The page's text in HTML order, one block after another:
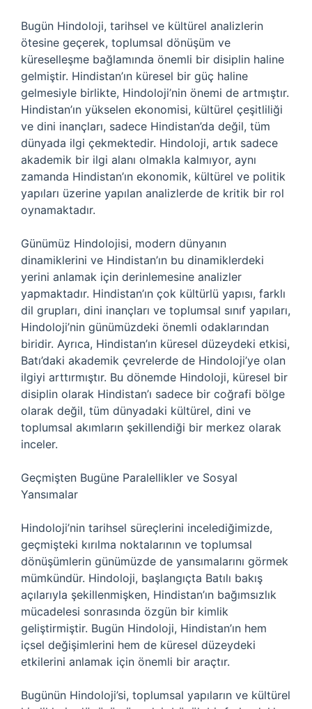
Bugün Hindoloji, tarihsel ve kültürel analizlerin
ötesine geçerek, toplumsal dönüşüm ve
küreselleşme bağlamında önemli bir disiplin haline
gelmiştir. Hindistan’ın küresel bir güç haline
gelmesiyle birlikte, Hindoloji’nin önemi de artmıştır.
Hindistan’ın yükselen ekonomisi, kültürel çeşitliliği
ve dini inançları, sadece Hindistan’da değil, tüm
dünyada ilgi çekmektedir. Hindoloji, artık sadece
akademik bir ilgi alanı olmakla kalmıyor, aynı
zamanda Hindistan’ın ekonomik, kültürel ve politik
yapıları üzerine yapılan analizlerde de kritik bir rol
oynamaktadır.
Günümüz Hindolojisi, modern dünyanın
dinamiklerini ve Hindistan’ın bu dinamiklerdeki
yerini anlamak için derinlemesine analizler
yapmaktadır. Hindistan’ın çok kültürlü yapısı, farklı
dil grupları, dini inançları ve toplumsal sınıf yapıları,
Hindoloji’nin günümüzdeki önemli odaklarından
biridir. Ayrıca, Hindistan’ın küresel düzeydeki etkisi,
Batı’daki akademik çevrelerde de Hindoloji’ye olan
ilgiyi arttırmıştır. Bu dönemde Hindoloji, küresel bir
disiplin olarak Hindistan’ı sadece bir coğrafi bölge
olarak değil, tüm dünyadaki kültürel, dini ve
toplumsal akımların şekillendiği bir merkez olarak
inceler.
Geçmişten Bugüne Paralellikler ve Sosyal
Yansımalar
Hindoloji’nin tarihsel süreçlerini incelediğimizde,
geçmişteki kırılma noktalarının ve toplumsal
dönüşümlerin günümüzde de yansımalarını görmek
mümkündür. Hindoloji, başlangıçta Batılı bakış
açılarıyla şekillenmişken, Hindistan’ın bağımsızlık
mücadelesi sonrasında özgün bir kimlik
geliştirmiştir. Bugün Hindoloji, Hindistan’ın hem
içsel değişimlerini hem de küresel düzeydeki
etkilerini anlamak için önemli bir araçtır.
Bugünün Hindoloji’si, toplumsal yapıların ve kültürel